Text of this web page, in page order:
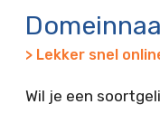
> Lekker snel
Wil je een